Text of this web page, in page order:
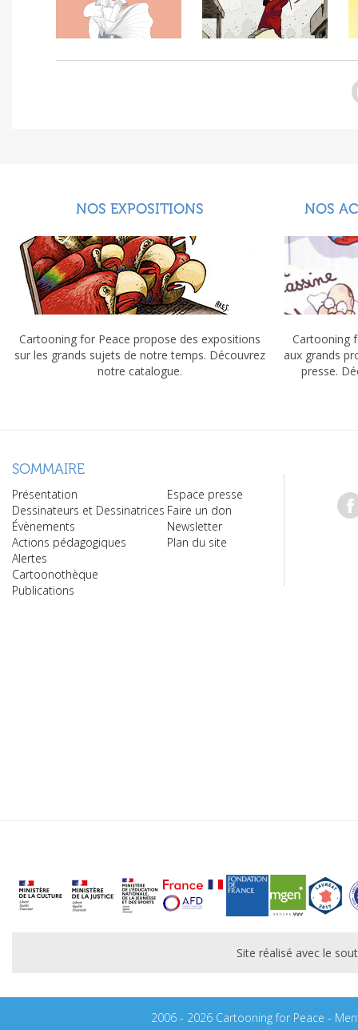
NOS EXPOSITIONS
Cartooning for Peace propose des expositions
sur les grands sujets de notre temps. Découvrez
notre catalogue.
NOS
Cartooning
aux grands
presse.
SOMMAIRE
Présentation
Dessinateurs et Dessinatrices
Évènements
Actions pédagogiques
Alertes
Cartoonothèque
Publications
Espace presse
Faire un don
Newsletter
Plan du site
Site réalisé avec le
2006 - 2026 Cartooning for Peace -